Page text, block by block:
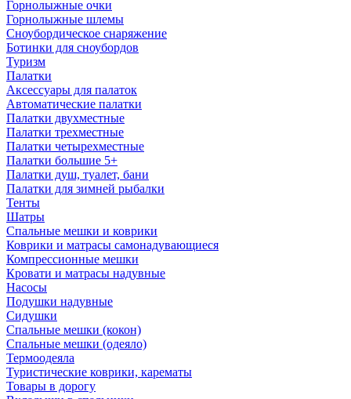
Горнолыжные очки
Горнолыжные шлемы
Сноубордическое снаряжение
Ботинки для сноубордов
Туризм
Палатки
Аксессуары для палаток
Автоматические палатки
Палатки двухместные
Палатки трехместные
Палатки четырехместные
Палатки большие 5+
Палатки душ, туалет, бани
Палатки для зимней рыбалки
Тенты
Шатры
Спальные мешки и коврики
Коврики и матрасы самонадувающиеся
Компрессионные мешки
Кровати и матрасы надувные
Насосы
Подушки надувные
Сидушки
Спальные мешки (кокон)
Спальные мешки (одеяло)
Термоодеяла
Туристические коврики, карематы
Товары в дорогу